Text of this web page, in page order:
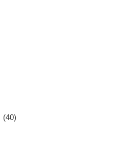
(40)